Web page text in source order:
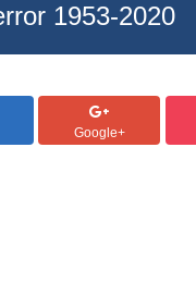
1953-2020
Google+